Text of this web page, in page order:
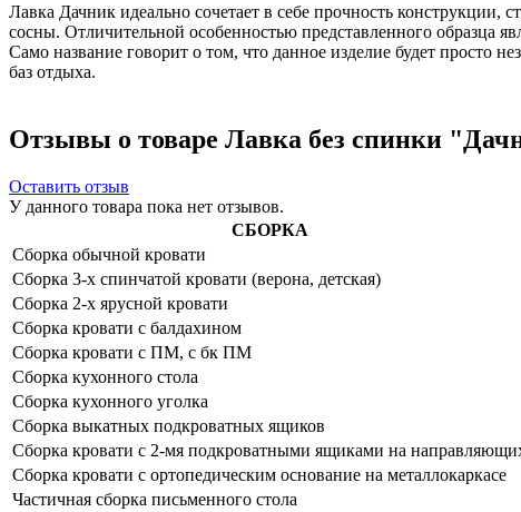
Лавка Дачник идеально сочетает в себе прочность конструкции,
сосны. Отличительной особенностью представленного образца
Само название говорит о том, что данное изделие будет просто
баз отдыха.
Отзывы о товаре Лавка без спинки
Оставить отзыв
У данного товара пока нет отзывов.
СБОРКА
Сборка обычной кровати
Сборка 3-х спинчатой кровати (верона, детская)
Сборка 2-х ярусной кровати
Сборка кровати с балдахином
Сборка кровати с ПМ, с бк ПМ
Сборка кухонного стола
Сборка кухонного уголка
Сборка выкатных подкроватных ящиков
Сборка кровати с 2-мя подкроватными ящиками на
Сборка кровати с ортопедическим основание на металлокаркасе
Частичная сборка письменного стола